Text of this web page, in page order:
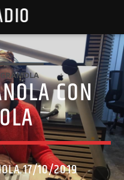
CON
17/10/2019